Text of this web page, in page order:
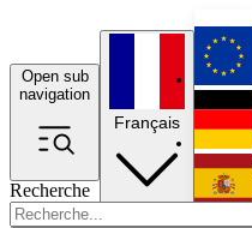
Open sub
navigation
Recherche
Français